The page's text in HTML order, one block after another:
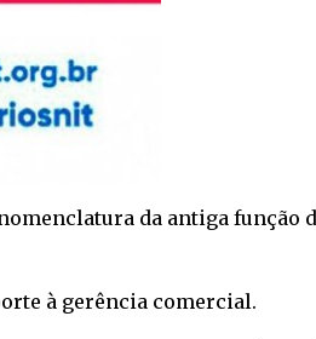
da antiga função
à gerência comercial.